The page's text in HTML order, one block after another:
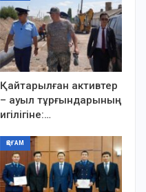
Қайтарылған активтер
– ауыл тұрғындарының
игілігіне:…
ҚОҒАМ